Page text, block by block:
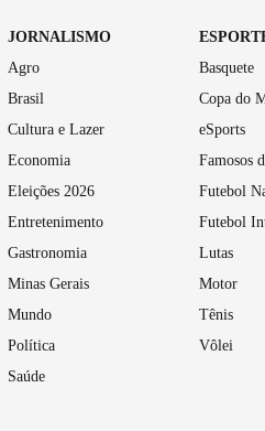
JORNALISMO
Agro
Brasil
Cultura e Lazer
Economia
Eleições 2026
Entretenimento
Gastronomia
Minas Gerais
Mundo
Política
Saúde
Basquete
Copa do
eSports
Famosos
Futebol
Futebol
Lutas
Motor
Tênis
Vôlei